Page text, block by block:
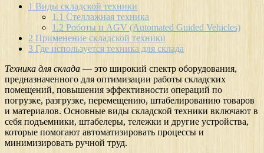
1 Виды складской техники
1.1 Стеллажная техника
1.2 Роботы и AGV (Automated Guided Vehicles)
2 Применение складской техники
3 Где используется техника для склада
Техника для склада — это широкий спектр оборудования,
предназначенного для оптимизации работы складских
помещений, повышения эффективности операций по
погрузке, разгрузке, перемещению, штабелированию товаров
и материалов. Основные виды складской техники включают в
себя подъемники, штабелеры, тележки и другие устройства,
которые помогают автоматизировать процессы и
минимизировать ручной труд.